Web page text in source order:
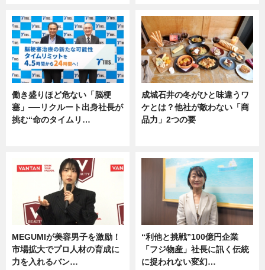
働き盛りほど危ない「脳梗
塞」──リクルート出身社長が
挑む“命のタイムリ…
成城石井の冬がひと味違うワ
ケとは？他社が敵わない「商
品力」2つの要
MEGUMIが美容男子を激励！
市場拡大でプロ人材の育成に
力を入れるバン…
“利他と挑戦”100億円企業
「フジ物産」社長に訊く伝統
に捉われない変幻…